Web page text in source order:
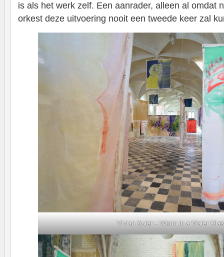
is als het werk zelf. Een aanrader, alleen al omdat
orkest deze uitvoering nooit een tweede keer zal
Vivian Suter – Worm in a Water